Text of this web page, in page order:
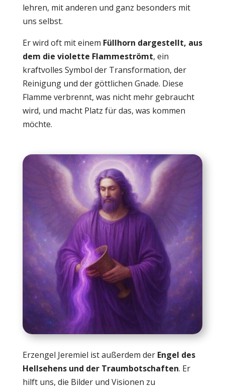
lehren, mit anderen und ganz besonders mit
uns selbst.
Er wird oft mit einem Füllhorn dargestellt, aus
dem die violette Flammeströmt, ein
kraftvolles Symbol der Transformation, der
Reinigung und der göttlichen Gnade. Diese
Flamme verbrennt, was nicht mehr gebraucht
wird, und macht Platz für das, was kommen
möchte.
Erzengel Jeremiel ist außerdem der Engel des
Hellsehens und der Traumbotschaften. Er
hilft uns, die Bilder und Visionen zu